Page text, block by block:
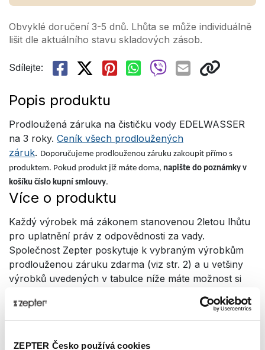
ZEPTER Česko používá cookies
Obvyklé doručení 3-5 dnů. Lhůta se může individuálně
lišit dle aktuálního stavu skladových zásob.
Sdílejte:
Popis produktu
Prodloužená záruka na čističku vody EDELWASSER
na 3 roky. Ceník všech prodloužených
záruk. Doporučujeme prodlouženou záruku zakoupit přímo s
produktem. Pokud produkt již máte doma, napište do poznámky v
košíku číslo kupní smlouvy.
Více o produktu
Každý výrobek má zákonem stanovenou 2letou lhůtu
pro uplatnění práv z odpovědnosti za vady.
Společnost Zepter poskytuje k vybraným výrobkům
prodlouženou záruku zdarma (viz str. 2) a u vetšiny
výrobků uvedených v tabulce níže máte možnost si
komerční prodloužené záruky. Záruka vzniká ihned
po převzetí zboží a její prodloužení se počítá od 1. dne